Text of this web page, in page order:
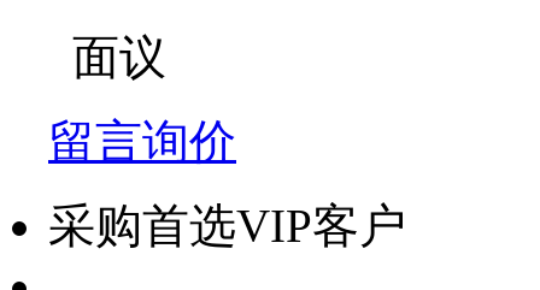
面议
留言询价
采购首选VIP客户